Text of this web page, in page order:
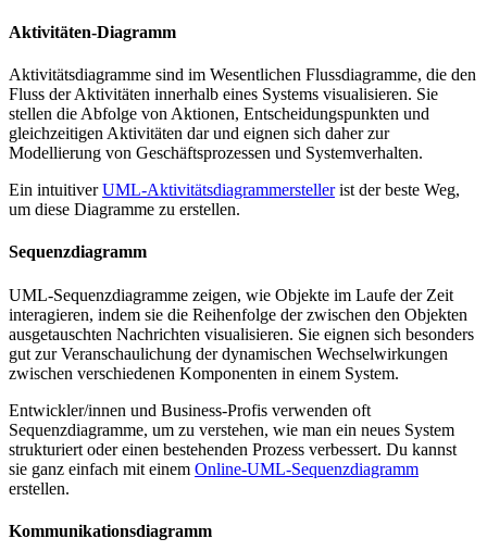
Aktivitäten-Diagramm
Aktivitätsdiagramme sind im Wesentlichen Flussdiagramme, die den
Fluss der Aktivitäten innerhalb eines Systems visualisieren. Sie
stellen die Abfolge von Aktionen, Entscheidungspunkten und
gleichzeitigen Aktivitäten dar und eignen sich daher zur
Modellierung von Geschäftsprozessen und Systemverhalten.
Ein intuitiverUML-Aktivitätsdiagrammerstellerist der beste Weg,
um diese Diagramme zu erstellen.
Sequenzdiagramm
UML-Sequenzdiagramme zeigen, wie Objekte im Laufe der Zeit
interagieren, indem sie die Reihenfolge der zwischen den Objekten
ausgetauschten Nachrichten visualisieren. Sie eignen sich besonders
gut zur Veranschaulichung der dynamischen Wechselwirkungen
zwischen verschiedenen Komponenten in einem System.
Entwickler/innen und Business-Profis verwenden oft
Sequenzdiagramme, um zu verstehen, wie man ein neues System
strukturiert oder einen bestehenden Prozess verbessert. Du kannst
sie ganz einfach mit einem Online-UML-Sequenzdiagramm
erstellen.
Kommunikationsdiagramm